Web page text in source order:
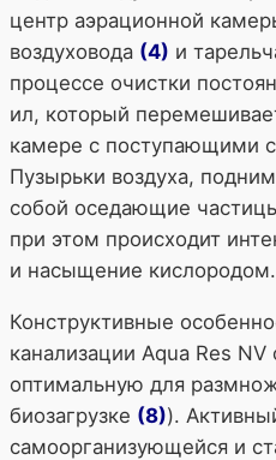
центр аэрационной
воздуховода (4) и
процессе очистки
ил, который
камере с поступающими
Пузырьки воздуха,
собой оседающие
при этом происходит
и насыщение кислородом.
Конструктивные
канализации Aqua Res
оптимальную для
биозагрузке (8)).
самоорганизующейся и